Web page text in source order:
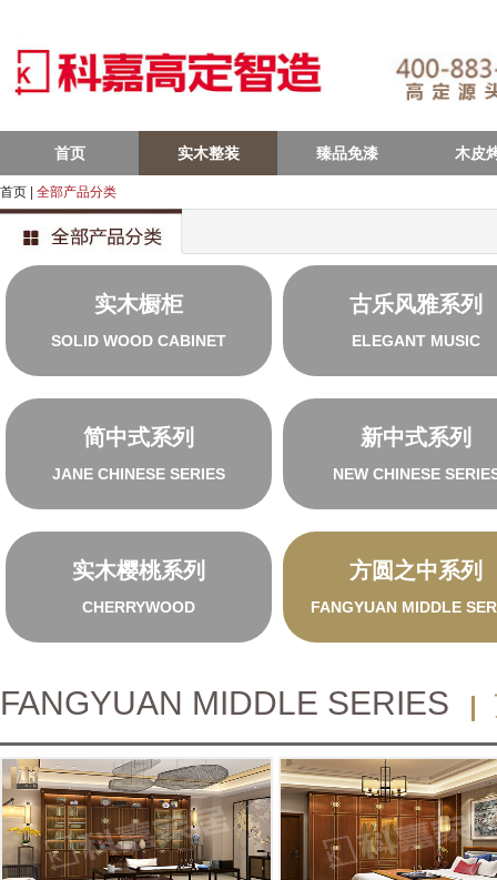
首页 实木整装 臻品免漆 木皮
首页 全部产品分类
实木橱柜
SOLID WOOD CABINET
古乐风雅系列
ELEGANT MUSIC
简中式系列
JANE CHINESE SERIES
新中式系列
NEW CHINESE
实木樱桃系列
CHERRYWOOD
方圆之中系列
FANGYUAN MIDDLE
FANGYUAN MIDDLE SERIES